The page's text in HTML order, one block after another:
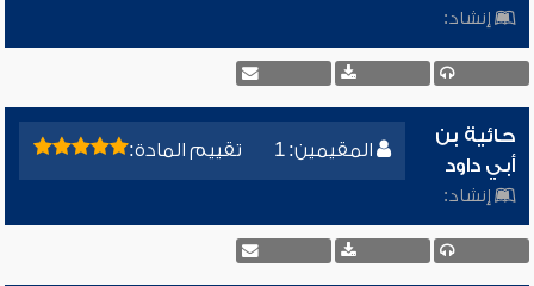
إنشاد:
المقيمين: 1 تقييم المادة:
حائية بن
أبي داود
إنشاد: